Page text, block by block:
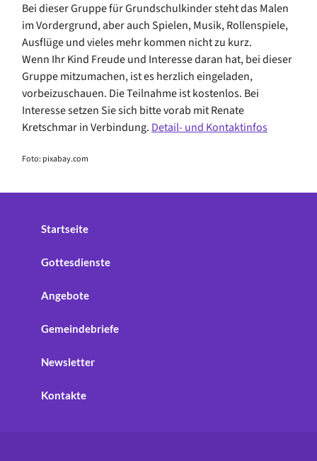
Bei dieser Gruppe für Grundschulkinder steht das Malen
im Vordergrund, aber auch Spielen, Musik, Rollenspiele,
Ausflüge und vieles mehr kommen nicht zu kurz.
Wenn Ihr Kind Freude und Interesse daran hat, bei dieser
Gruppe mitzumachen, ist es herzlich eingeladen,
vorbeizuschauen. Die Teilnahme ist kostenlos. Bei
Interesse setzen Sie sich bitte vorab mit Renate
Kretschmar in Verbindung.Detail- und Kontaktinfos
Foto: pixabay.com
Startseite
Gottesdienste
Angebote
Gemeindebriefe
Newsletter
Kontakte